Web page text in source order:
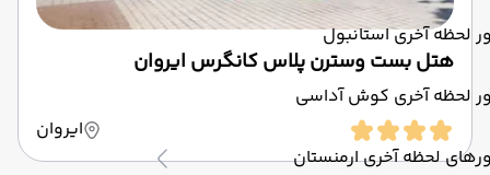
لحظه آخری استانبول
لحظه آخری کوش آداسی
لحظه آخری ارمنستان
هتل بست وسترن پلاس کانگرس ایروان
ایروان